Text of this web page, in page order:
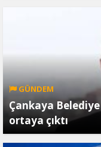
GÜNDEM
Çankaya
ortaya çıktı